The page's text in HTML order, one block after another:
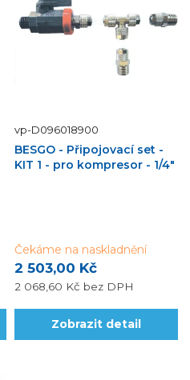
vp-D096018900
BESGO - Připojovací set -
KIT 1 - pro kompresor - 1/4"
2 503,00 Kč
2 068,60 Kč bez DPH
Čekáme na naskladnění
Zobrazit detail